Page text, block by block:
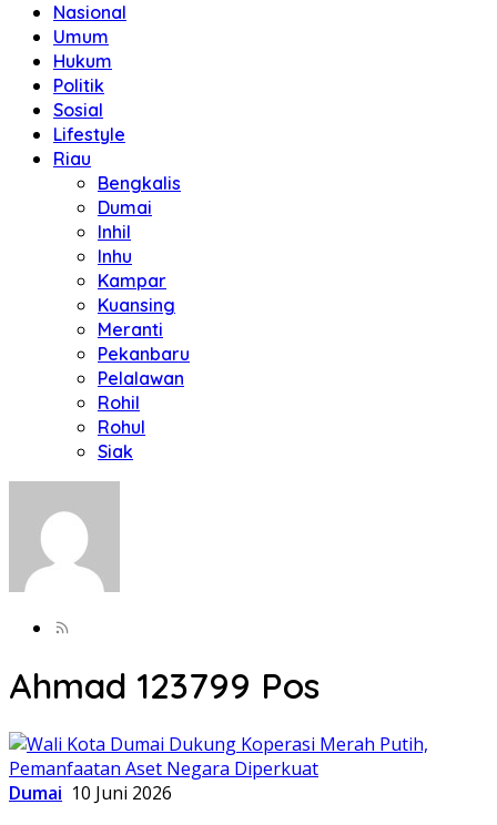
Nasional
Umum
Hukum
Politik
Sosial
Lifestyle
Riau
Bengkalis
Dumai
Inhil
Inhu
Kampar
Kuansing
Meranti
Pekanbaru
Pelalawan
Rohil
Rohul
Siak
Ahmad 123799 Pos
Dumai 10 Juni 2026